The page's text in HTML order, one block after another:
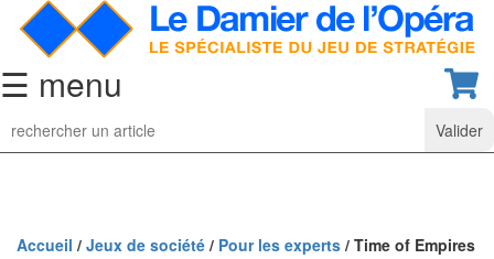
☰ menu
Jeu
d’Echecs
collection
Accueil / Jeux de société / Pour les experts / Time of Empires